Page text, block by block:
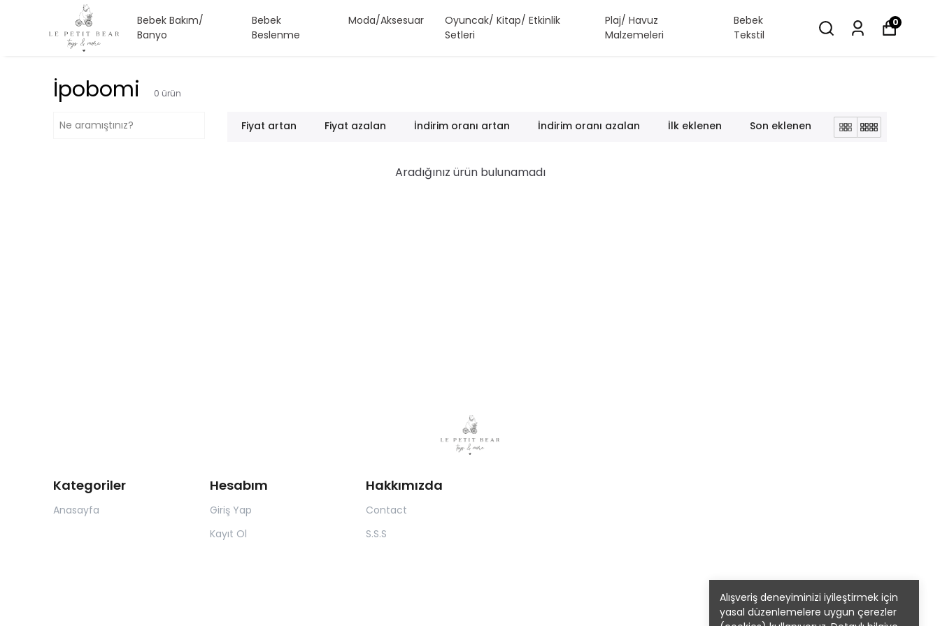
Bebek Bakım/
Banyo
Bebek
Beslenme
Moda/Aksesuar
Oyuncak/ Kitap/ Etkinlik
Setleri
Plaj/ Havuz
Malzemeleri
Bebek
Tekstil
0
Alışveriş deneyiminizi iyileştirmek için
yasal düzenlemelere uygun çerezler
İpobomi 0 ürün
Fiyat artan Fiyat azalan İndirim oranı artan İndirim oranı azalan İlk eklenen Son eklenen
Aradığınız ürün bulunamadı
Kategoriler
Anasayfa
Hesabım
Giriş Yap
Kayıt Ol
Hakkımızda
Contact
S.S.S